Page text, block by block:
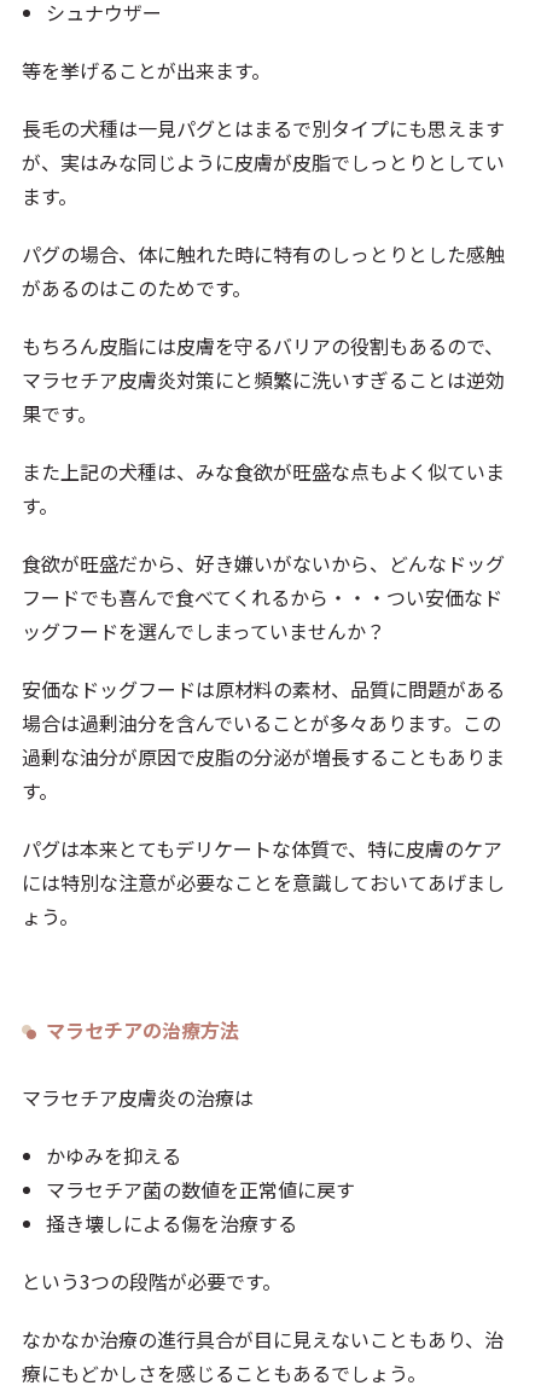
シュナウザー
等を挙げることが出来ます。
長毛の犬種は一見パグとはまるで別タイプにも思えます
が、実はみな同じように皮膚が皮脂でしっとりとしてい
ます。
パグの場合、体に触れた時に特有のしっとりとした感触
があるのはこのためです。
もちろん皮脂には皮膚を守るバリアの役割もあるので、
マラセチア皮膚炎対策にと頻繁に洗いすぎることは逆効
果です。
また上記の犬種は、みな食欲が旺盛な点もよく似ていま
す。
食欲が旺盛だから、好き嫌いがないから、どんなドッグ
フードでも喜んで食べてくれるから・・・つい安価なド
ッグフードを選んでしまっていませんか？
安価なドッグフードは原材料の素材、品質に問題がある
場合は過剰油分を含んでいることが多々あります。この
過剰な油分が原因で皮脂の分泌が増長することもありま
す。
パグは本来とてもデリケートな体質で、特に皮膚のケア
には特別な注意が必要なことを意識しておいてあげまし
ょう。
マラセチアの治療方法
マラセチア皮膚炎の治療は
かゆみを抑える
マラセチア菌の数値を正常値に戻す
掻き壊しによる傷を治療する
という3つの段階が必要です。
なかなか治療の進行具合が目に見えないこともあり、治
療にもどかしさを感じることもあるでしょう。